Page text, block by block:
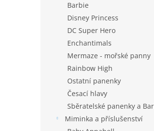
Barbie
Disney Princess
DC Super Hero
Enchantimals
Mermaze - mořské panny
Rainbow High
Ostatní panenky
Česací hlavy
Sběratelské panenky a
Miminka a příslušenství